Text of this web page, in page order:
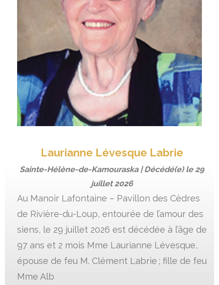
Laurianne Lévesque Labrie
Sainte-Hélène-de-Kamouraska | Décédé(e) le 29
juillet 2026
Au Manoir Lafontaine – Pavillon des Cèdres
de Rivière-du-Loup, entourée de l’amour des
siens, le 29 juillet 2026 est décédée à l’âge de
97 ans et 2 mois Mme Laurianne Lévesque,
épouse de feu M. Clément Labrie ; fille de feu
Mme Alb